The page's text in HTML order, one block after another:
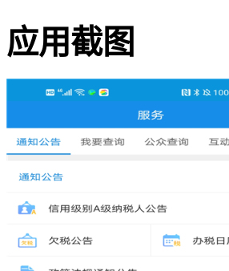
应用截图